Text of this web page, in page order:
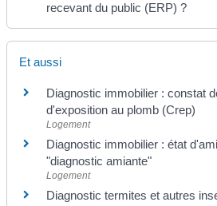
recevant du public (ERP) ?
Et aussi
Diagnostic immobilier : constat
d'exposition au plomb (Crep)
Logement
Diagnostic immobilier : état
"diagnostic amiante"
Logement
Diagnostic termites et autres